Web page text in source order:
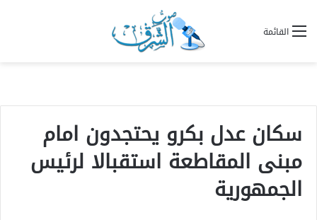
القائمة
سكان عدل بكرو يحتجدون امام
مبنى المقاطعة استقبالا لرئيس
الجمهورية